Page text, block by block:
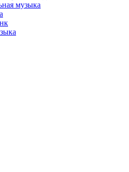
музыка